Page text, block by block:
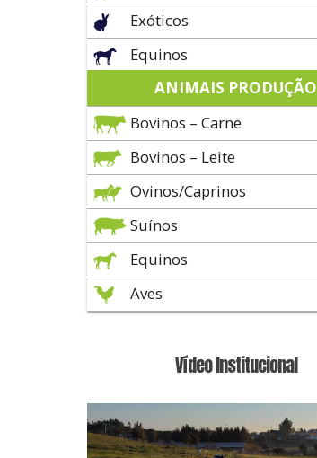
Exóticos
Equinos
ANIMAIS PRODUÇÃO
Bovinos – Carne
Bovinos – Leite
Ovinos/Caprinos
Suínos
Equinos
Aves
Vídeo Institucional